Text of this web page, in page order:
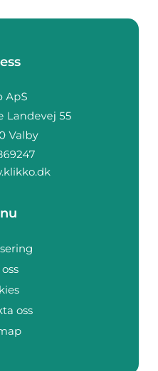
oss
til at huske dine
af indhold og
du cookiepolitikken.